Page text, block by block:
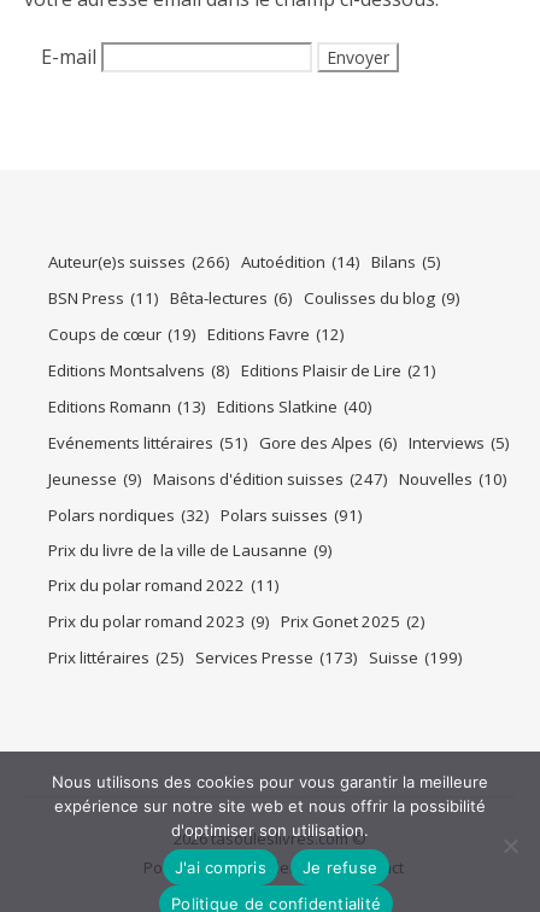
E-mail
Auteur(e)s suisses (266) Autoédition (14) Bilans (5)
BSN Press (11) Bêta-lectures (6) Coulisses du blog (9)
Coups de cœur (19) Editions Favre (12)
Editions Montsalvens (8) Editions Plaisir de Lire (21)
Editions Romann (13) Editions Slatkine (40)
Evénements littéraires (51) Gore des Alpes (6) Interviews (5)
Jeunesse (9) Maisons d'édition suisses (247) Nouvelles (10)
Polars nordiques (32) Polars suisses (91)
Prix du livre de la ville de Lausanne (9)
Prix du polar romand 2022 (11)
Prix du polar romand 2023 (9) Prix Gonet 2025 (2)
Prix littéraires (25) Services Presse (173) Suisse (199)
2026 tasouleslivres.com ©
Politique de confidentialité Contact
Nous utilisons des cookies pour vous garantir la meilleure
expérience sur notre site web et nous offrir la possibilité
d'optimiser son utilisation.
J'ai compris
Je refuse
Politique de confidentialité